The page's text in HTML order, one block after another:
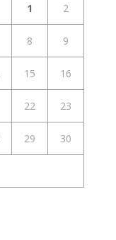
1 2
8 9
15 16
22 23
29 30